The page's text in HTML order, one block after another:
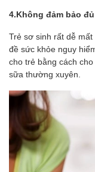
4.Không đảm bảo
Trẻ sơ sinh rất dễ
đề sức khỏe nguy
cho trẻ bằng cách
sữa thường xuyên.